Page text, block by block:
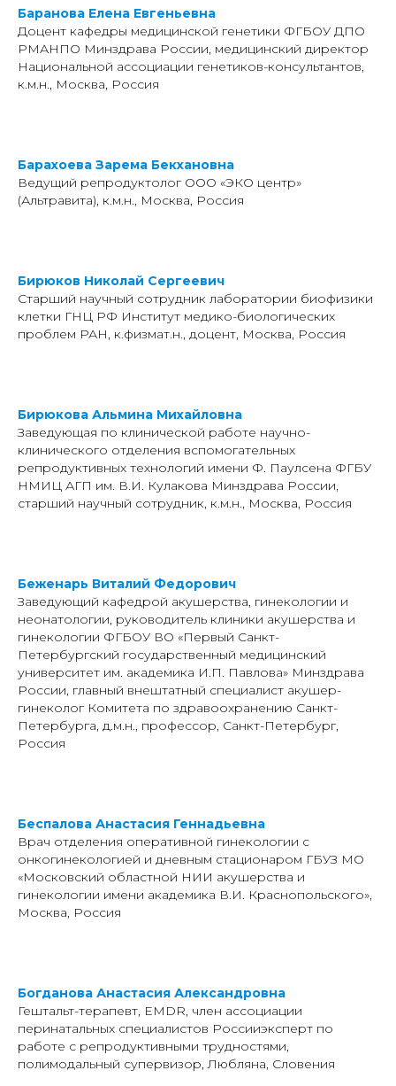
Баранова Елена Евгеньевна
Доцент кафедры медицинской генетики ФГБОУ ДПО
РМАНПО Минздрава России, медицинский директор
Национальной ассоциации генетиков-консультантов,
к.м.н., Москва, Россия
Барахоева Зарема Бекхановна
Ведущий репродуктолог ООО «ЭКО центр»
(Альтравита), к.м.н., Москва, Россия
Бирюков Николай Сергеевич
Старший научный сотрудник лаборатории биофизики
клетки ГНЦ РФ Институт медико-биологических
проблем РАН, к.физмат.н., доцент, Москва, Россия
Бирюкова Альмина Михайловна
Заведующая по клинической работе научно-
клинического отделения вспомогательных
репродуктивных технологий имени Ф. Паулсена ФГБУ
НМИЦ АГП им. В.И. Кулакова Минздрава России,
старший научный сотрудник, к.м.н., Москва, Россия
Беженарь Виталий Федорович
Заведующий кафедрой акушерства, гинекологии и
неонатологии, руководитель клиники акушерства и
гинекологии ФГБОУ ВО «Первый Санкт-
Петербургский государственный медицинский
университет им. академика И.П. Павлова» Минздрава
России, главный внештатный специалист акушер-
гинеколог Комитета по здравоохранению Санкт-
Петербурга, д.м.н., профессор, Санкт-Петербург,
Россия
Беспалова Анастасия Геннадьевна
Врач отделения оперативной гинекологии с
онкогинекологией и дневным стационаром ГБУЗ МО
«Московский областной НИИ акушерства и
гинекологии имени академика В.И. Краснопольского»,
Москва, Россия
Богданова Анастасия Александровна
Гештальт-терапевт, EMDR, член ассоциации
перинатальных специалистов Россииэксперт по
работе с репродуктивными трудностями,
полимодальный супервизор, Любляна, Словения